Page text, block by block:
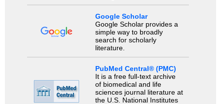
Google Scholar
Google Scholar provides a
simple way to broadly
search for scholarly
literature.
PubMed Central® (PMC)
It is a free full-text archive
of biomedical and life
sciences journal literature at
the U.S. National Institutes